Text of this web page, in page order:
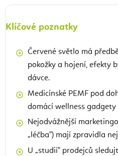
Klíčové poznatky
Červené světlo má
pokožky a hojení, efekty
dávce.
Medicínské PEMF pod
domácí wellness gadgety
Nejodvážnější
„léčba") mají zpravidla
U „studií" prodejců